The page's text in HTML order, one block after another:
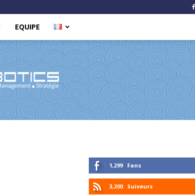
EQUIPE
1,299 Fans
3,200 Suiveurs